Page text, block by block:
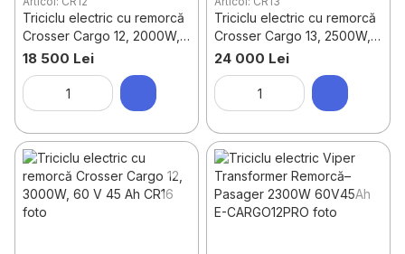
Triciclu electric cu remorcă
Crosser Cargo 12, 2000W,
60 V 32 Аh
18 500 Lei
Triciclu electric cu remorcă
Crosser Cargo 13, 2500W,
60 V 45 Аh
24 000 Lei